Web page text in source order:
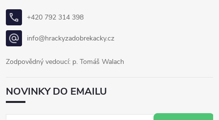
+420 792 314 398
info@hrackyzadobrekacky.cz
Zodpovědný vedoucí: p. Tomáš Walach
NOVINKY DO EMAILU